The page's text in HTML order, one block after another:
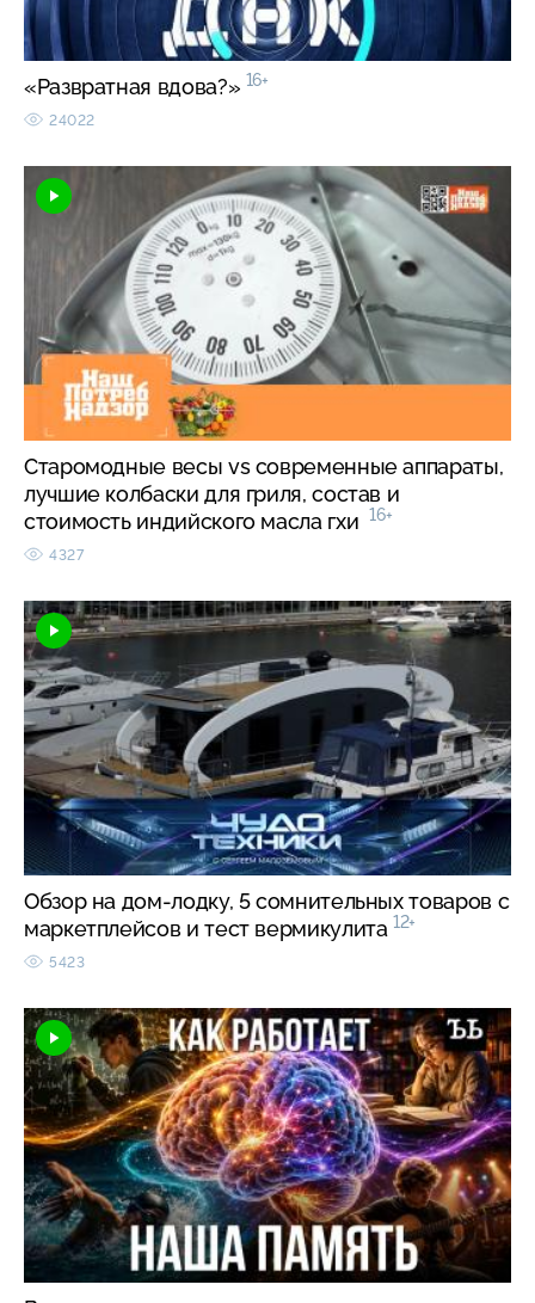
«Развратная вдова?» 16+
24022
Старомодные весы vs современные аппараты,
лучшие колбаски для гриля, состав и
стоимость индийского масла гхи 16+
4327
Обзор на дом-лодку, 5 сомнительных товаров с
маркетплейсов и тест вермикулита 12+
5423